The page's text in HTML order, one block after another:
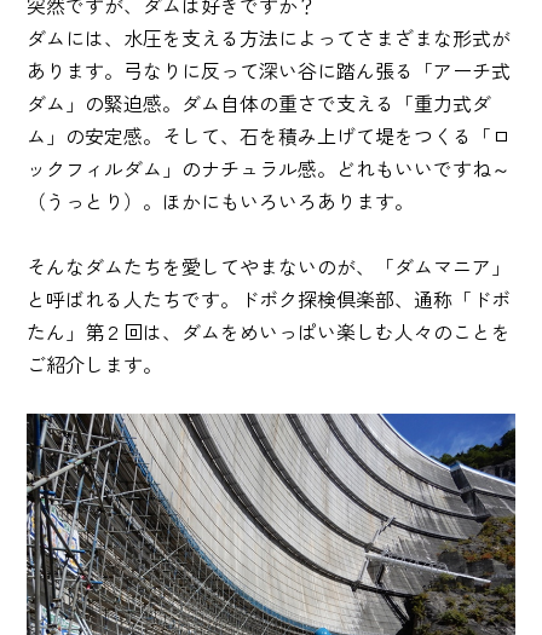
突然ですが、ダムは好きですか？
ダムには、水圧を支える方法によってさまざまな形式が
あります。弓なりに反って深い谷に踏ん張る「アーチ式
ダム」の緊迫感。ダム自体の重さで支える「重力式ダ
ム」の安定感。そして、石を積み上げて堤をつくる「ロ
ックフィルダム」のナチュラル感。どれもいいですね～
（うっとり）。ほかにもいろいろあります。
そんなダムたちを愛してやまないのが、「ダムマニア」
と呼ばれる人たちです。ドボク探検倶楽部、通称「ドボ
たん」第２回は、ダムをめいっぱい楽しむ人々のことを
ご紹介します。